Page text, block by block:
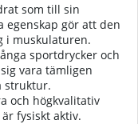
som till sin
egenskap gör att den
i muskulaturen.
sportdrycker och
vara tämligen
struktur.
och högkvalitativ
fysiskt aktiv.